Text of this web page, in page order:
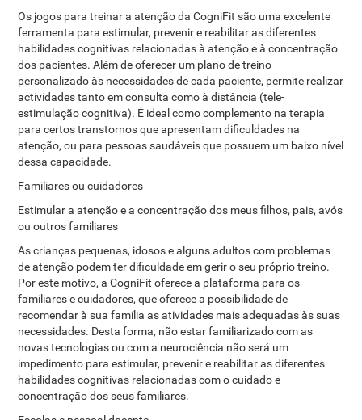
Os jogos para treinar a atenção da CogniFit são uma excelente
ferramenta para estimular, prevenir e reabilitar as diferentes
habilidades cognitivas relacionadas à atenção e à concentração
dos pacientes. Além de oferecer um plano de treino
personalizado às necessidades de cada paciente, permite realizar
actividades tanto em consulta como à distância (tele-
estimulação cognitiva). É ideal como complemento na terapia
para certos transtornos que apresentam dificuldades na
atenção, ou para pessoas saudáveis ​​que possuem um baixo nível
dessa capacidade.
Familiares ou cuidadores
Estimular a atenção e a concentração dos meus filhos, pais, avós
ou outros familiares
As crianças pequenas, idosos e alguns adultos com problemas
de atenção podem ter dificuldade em gerir o seu próprio treino.
Por este motivo, a CogniFit oferece a plataforma para os
familiares e cuidadores, que oferece a possibilidade de
recomendar à sua família as atividades mais adequadas às suas
necessidades. Desta forma, não estar familiarizado com as
novas tecnologias ou com a neurociência não será um
impedimento para estimular, prevenir e reabilitar as diferentes
habilidades cognitivas relacionadas com o cuidado e
concentração dos seus familiares.